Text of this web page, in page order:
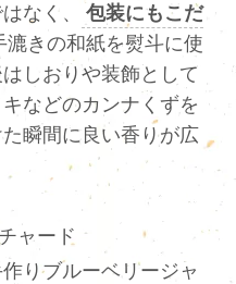
なく、
包装にもこだ
漉きの和紙を熨斗に使
しおりや装飾として
などのカンナくずを
瞬間に良い香りが広
ャード
りブルーベリージャ